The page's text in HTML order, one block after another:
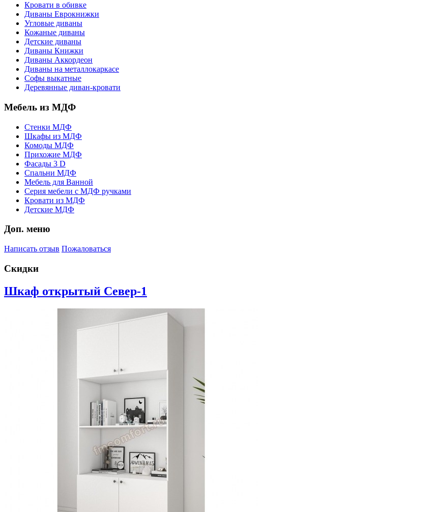
Кровати в обивке
Диваны Еврокнижки
Угловые диваны
Кожаные диваны
Детские диваны
Диваны Книжки
Диваны Аккордеон
Диваны на металлокаркасе
Софы выкатные
Деревянные диван-кровати
Мебель из МДФ
Стенки МДФ
Шкафы из МДФ
Комоды МДФ
Прихожие МДФ
Фасады 3 D
Спальни МДФ
Мебель для Ванной
Серия мебели с МДФ ручками
Кровати из МДФ
Детские МДФ
Доп. меню
Написать отзыв Пожаловаться
Скидки
Шкаф открытый Север-1